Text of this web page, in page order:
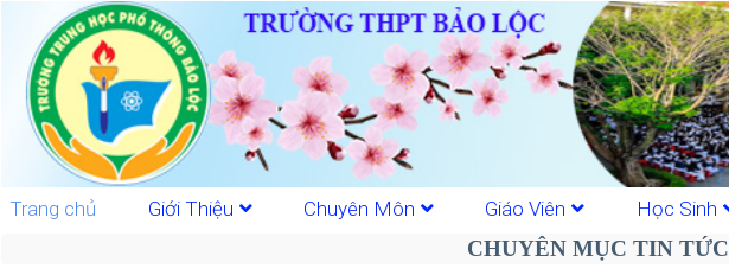
Trang chủ Giới Thiệu Chuyên Môn Giáo Viên Học Sinh
CHUYÊN MỤC TIN TỨC